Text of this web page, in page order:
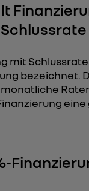
Schlussrate
mit
bezeichnet.